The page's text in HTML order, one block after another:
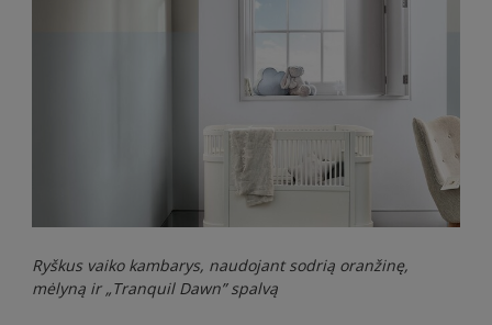
Ryškus vaiko kambarys, naudojant sodrią oranžinę,
mėlyną ir „Tranquil Dawn” spalvą